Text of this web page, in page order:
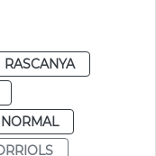
RASCANYA
NORMAL